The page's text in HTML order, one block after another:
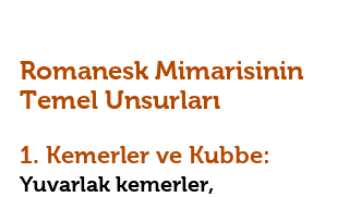
Romanesk Mimarisinin
Temel Unsurları
1. Kemerler ve Kubbe:
Yuvarlak kemerler,